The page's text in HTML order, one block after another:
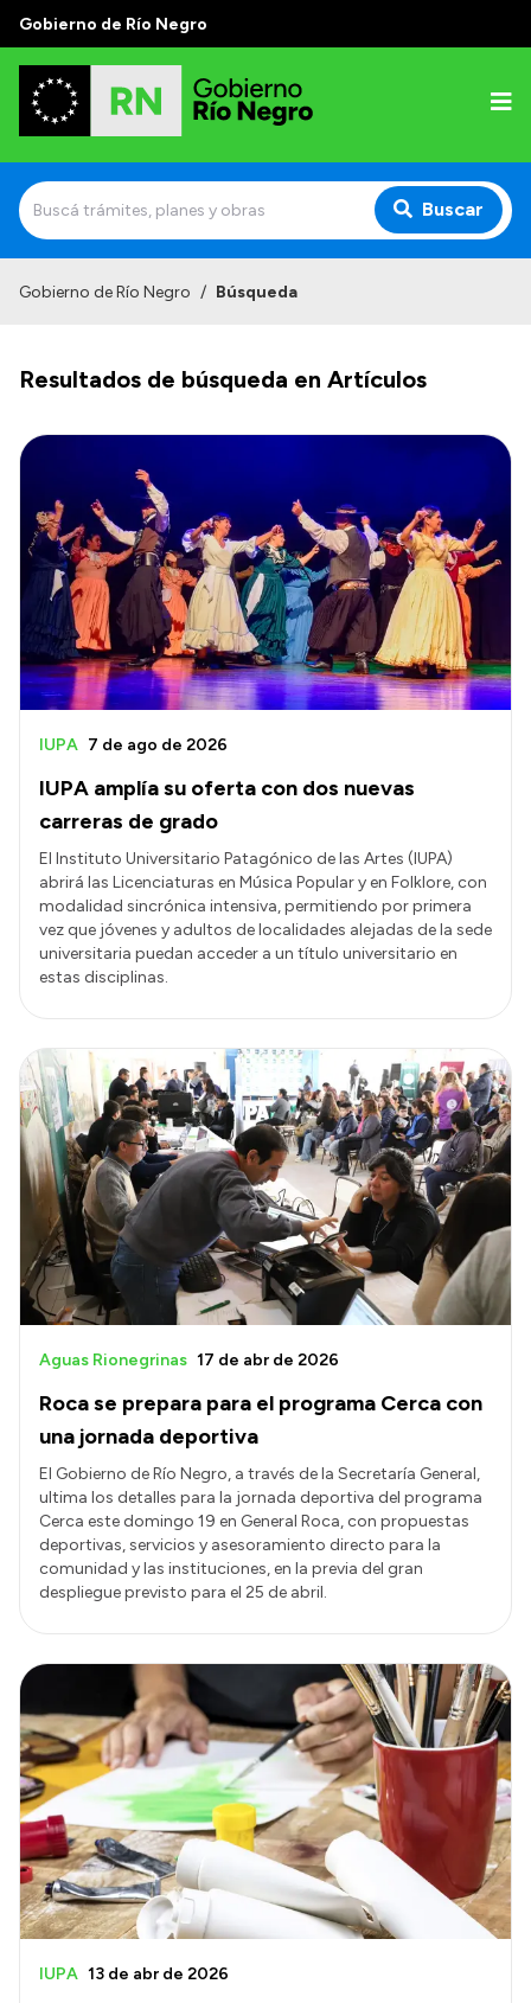
Gobierno de Río Negro
Buscar
Prensa
Autoridades y Organismos
Discursos en la Legislatura
Casa de Gobierno
Acerca de Río Negro
Historia
Geografía
Invertí en Río Negro
Transparencia
Presupuesto
Boletín Oficial
Compras y licitaciones
Consulta de expedientes
Intranet
Login
Gobierno de Río Negro / Búsqueda
Resultados de búsqueda en Artículos
IUPA amplía su oferta con dos nuevas
carreras de grado
IUPA 7 de ago de 2026
El Instituto Universitario Patagónico de las Artes (IUPA)
abrirá las Licenciaturas en Música Popular y en Folklore, con
modalidad sincrónica intensiva, permitiendo por primera
vez que jóvenes y adultos de localidades alejadas de la sede
universitaria puedan acceder a un título universitario en
estas disciplinas.
Roca se prepara para el programa Cerca con
una jornada deportiva
Aguas Rionegrinas 17 de abr de 2026
El Gobierno de Río Negro, a través de la Secretaría General,
ultima los detalles para la jornada deportiva del programa
Cerca este domingo 19 en General Roca, con propuestas
deportivas, servicios y asesoramiento directo para la
comunidad y las instituciones, en la previa del gran
despliegue previsto para el 25 de abril.
IUPA 13 de abr de 2026